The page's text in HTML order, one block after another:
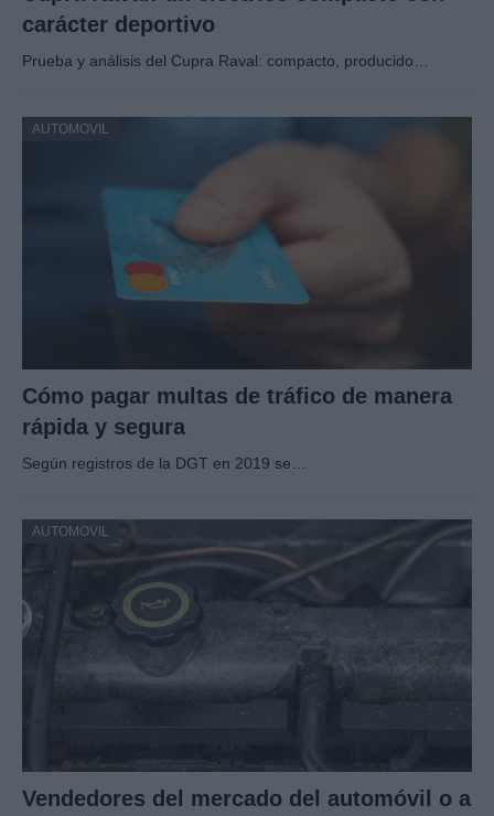
carácter deportivo
Prueba y análisis del Cupra Raval: compacto, producido…
AUTOMOVIL
Cómo pagar multas de tráfico de manera
rápida y segura
Según registros de la DGT en 2019 se…
AUTOMOVIL
Vendedores del mercado del automóvil o a